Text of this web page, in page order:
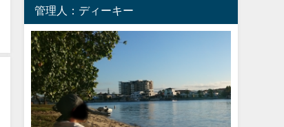
管理人：ディーキー